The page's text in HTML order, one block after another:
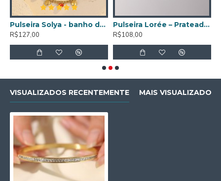
Pulseira Solya - banho de ouro 18K
R$127,00
Pulseira Lorée – Prateado e Dourado
R$108,00
VISUALIZADOS RECENTEMENTE MAIS VISUALIZADOS